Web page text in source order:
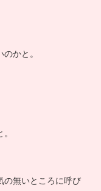
かと。
の無いところに呼び